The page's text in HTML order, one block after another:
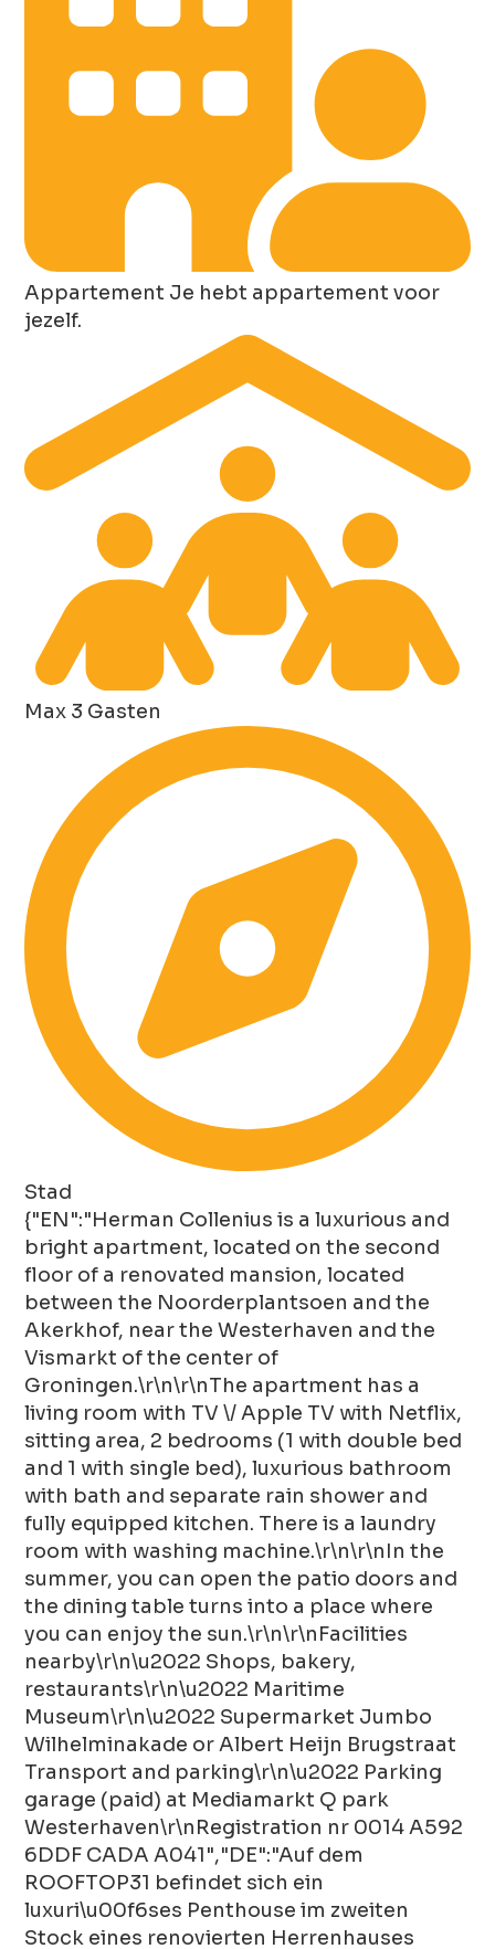
Appartement Je hebt appartement voor
jezelf.
Max 3 Gasten
Stad
{"EN":"Herman Collenius is a luxurious and
bright apartment, located on the second
floor of a renovated mansion, located
between the Noorderplantsoen and the
Akerkhof, near the Westerhaven and the
Vismarkt of the center of
Groningen.\r\n\r\nThe apartment has a
living room with TV \/ Apple TV with Netflix,
sitting area, 2 bedrooms (1 with double bed
and 1 with single bed), luxurious bathroom
with bath and separate rain shower and
fully equipped kitchen. There is a laundry
room with washing machine.\r\n\r\nIn the
summer, you can open the patio doors and
the dining table turns into a place where
you can enjoy the sun.\r\n\r\nFacilities
nearby\r\n\u2022 Shops, bakery,
restaurants\r\n\u2022 Maritime
Museum\r\n\u2022 Supermarket Jumbo
Wilhelminakade or Albert Heijn Brugstraat
Transport and parking\r\n\u2022 Parking
garage (paid) at Mediamarkt Q park
Westerhaven\r\nRegistration nr 0014 A592
6DDF CADA A041","DE":"Auf dem
ROOFTOP31 befindet sich ein
luxuri\u00f6ses Penthouse im zweiten
Stock eines renovierten Herrenhauses